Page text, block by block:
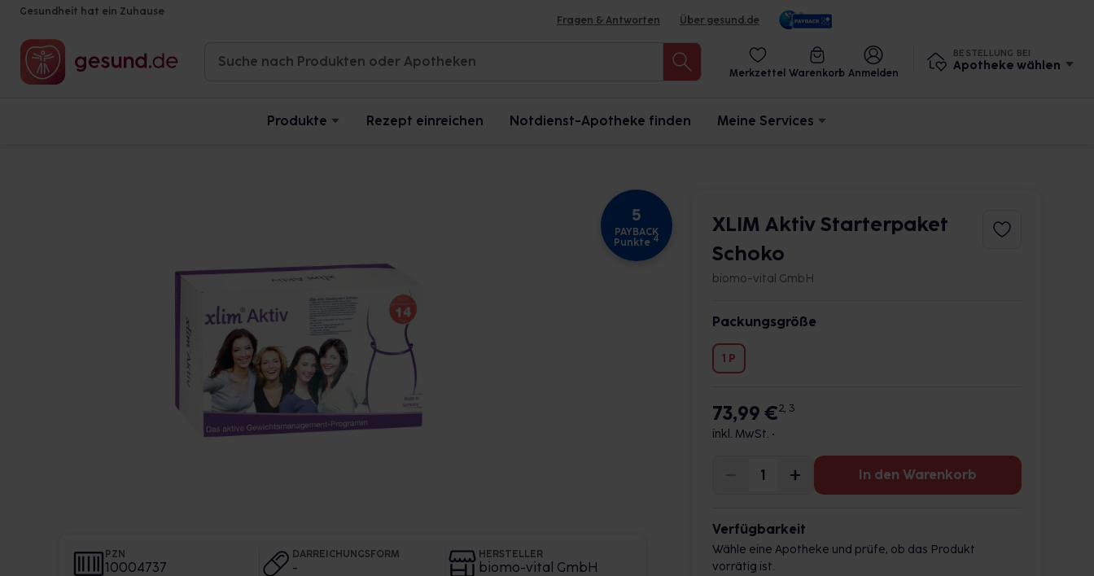
Gesundheit hat ein Zuhause
Fragen & Antworten Über gesund.de
Merkzettel Warenkorb Anmelden
BESTELLUNG BEI
Apotheke wählen
Produkte Rezept einreichen Notdienst-Apotheke finden Meine Services
5
PAYBACK
Punkte 4
PZN
10004737
DARREICHUNGSFORM
-
HERSTELLER
biomo-vital GmbH
XLIM Aktiv Starterpaket
Schoko
biomo-vital GmbH
Packungsgröße
1 P
73,99 €2, 3
inkl. MwSt. •
In den Warenkorb
Verfügbarkeit
Wähle eine Apotheke und prüfe, ob das Produkt
vorrätig ist.